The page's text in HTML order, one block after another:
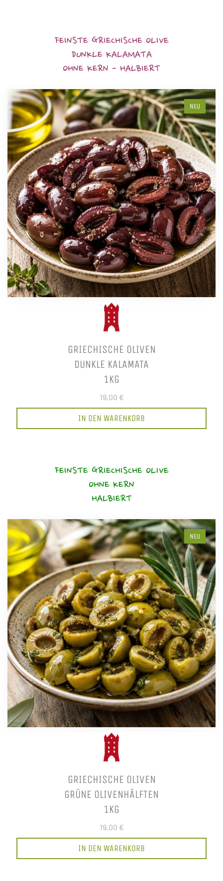
FEINSTE GRIECHISCHE OLIVE
DUNKLE KALAMATA
OHNE KERN - HALBIERT
NEU
GRIECHISCHE OLIVEN
DUNKLE KALAMATA
1KG
19,00 €
IN DEN WARENKORB
FEINSTE GRIECHISCHE OLIVE
OHNE KERN
HALBIERT
NEU
GRIECHISCHE OLIVEN
GRÜNE OLIVENHÄLFTEN
1KG
19,00 €
IN DEN WARENKORB